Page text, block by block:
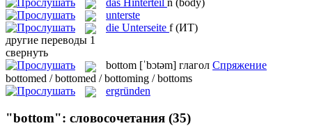
unterste
die Unterseite f (ИТ)
другие переводы 1
свернуть
bottom [ˈbɔtəm] глагол Спряжение
bottomed / bottomed / bottoming / bottoms
ergründen
"bottom": словосочетания (35)